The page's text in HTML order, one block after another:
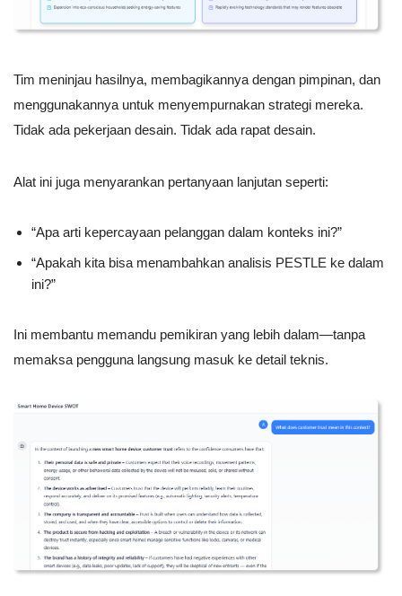
Tim meninjau hasilnya, membagikannya dengan pimpinan, dan
menggunakannya untuk menyempurnakan strategi mereka.
Tidak ada pekerjaan desain. Tidak ada rapat desain.
Alat ini juga menyarankan pertanyaan lanjutan seperti:
“Apa arti kepercayaan pelanggan dalam konteks ini?”
“Apakah kita bisa menambahkan analisis PESTLE ke dalam
ini?”
Ini membantu memandu pemikiran yang lebih dalam—tanpa
memaksa pengguna langsung masuk ke detail teknis.